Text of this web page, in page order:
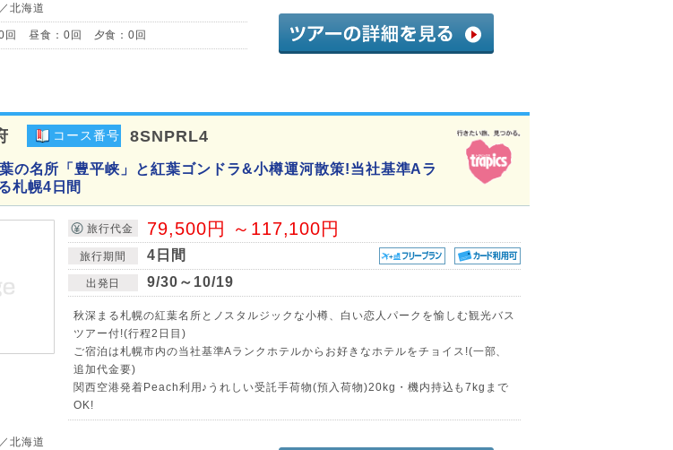
北海道
回 昼食：0回 夕食：0回
コース番号 8SNPRL4
の名所「豊平峡」と紅葉ゴンドラ&小樽運河散策!当社基準Aラ
札幌4日間
旅行代金 79,500円 ～117,100円
旅行期間 4日間
出発日 9/30～10/19
秋深まる札幌の紅葉名所とノスタルジックな小樽、白い恋人パークを愉しむ観光バス
ツアー付!(行程2日目)
ご宿泊は札幌市内の当社基準Aランクホテルからお好きなホテルをチョイス!(一部、
追加代金要)
関西空港発着Peach利用♪うれしい受託手荷物(預入荷物)20kg・機内持込も7kgまで
OK!
北海道